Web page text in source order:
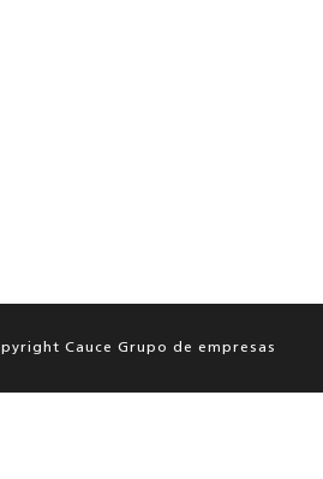
Cauce Grupo de empresas